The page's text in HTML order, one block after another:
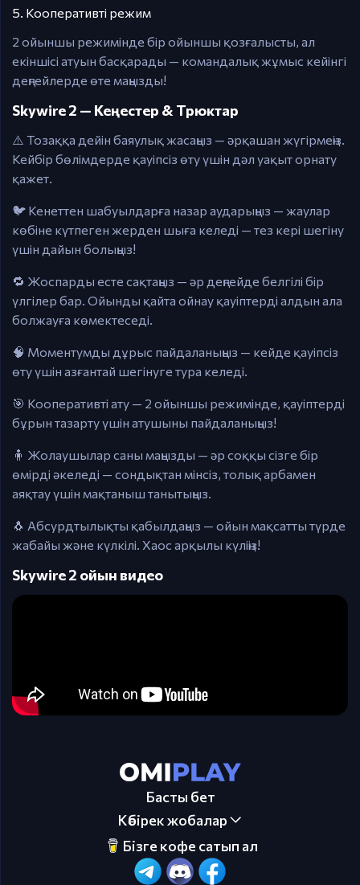
5. Кооперативті режим
2 ойыншы режимінде бір ойыншы қозғалысты, ал
екіншісі атуын басқарады — командалық жұмыс кейінгі
деңгейлерде өте маңызды!
Skywire 2 — Кеңестер & Трюктар
⚠️ Тозаққа дейін баяулық жасаңыз — әрқашан жүгірмеңіз.
Кейбір бөлімдерде қауіпсіз өту үшін дәл уақыт орнату
қажет.
🐦 Кенеттен шабуылдарға назар аударыңыз — жаулар
көбіне күтпеген жерден шыға келеді — тез кері шегіну
үшін дайын болыңыз!
🔁 Жоспарды есте сақтаңыз — әр деңгейде белгілі бір
үлгілер бар. Ойынды қайта ойнау қауіптерді алдын ала
болжауға көмектеседі.
🧠 Моментумды дұрыс пайдаланыңыз — кейде қауіпсіз
өту үшін азғантай шегінуге тура келеді.
🎯 Кооперативті ату — 2 ойыншы режимінде, қауіптерді
бұрын тазарту үшін атушыны пайдаланыңыз!
🧍 Жолаушылар саны маңызды — әр соққы сізге бір
өмірді әкеледі — сондықтан мінсіз, толық арбамен
аяқтау үшін мақтаныш танытыңыз.
🐧 Абсурдтылықты қабылдаңыз — ойын мақсатты түрде
жабайы және күлкілі. Хаос арқылы күліңіз!
Skywire 2 ойын видео
Басты бет
Көбірек жобалар
Бізге кофе сатып ал